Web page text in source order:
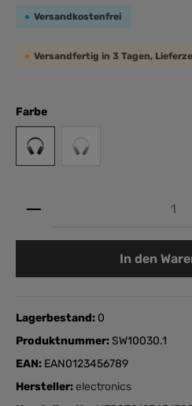
Versandkostenfrei
Versandfertig in 3 Tagen,
Farbe
In den
Lagerbestand: 0
Produktnummer:SW10030.1
EAN: EAN0123456789
Hersteller:electronics